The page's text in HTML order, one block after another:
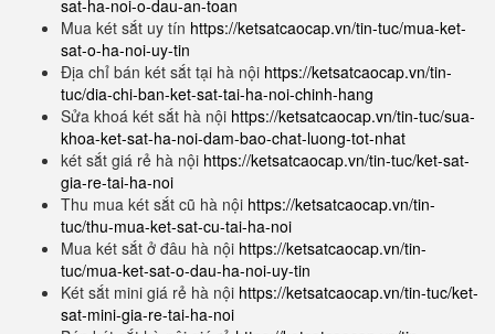
sat-ha-noi-o-dau-an-toan
Mua két sắt uy tín https://ketsatcaocap.vn/tin-tuc/mua-ket-
sat-o-ha-noi-uy-tin
Địa chỉ bán két sắt tại hà nội https://ketsatcaocap.vn/tin-
tuc/dia-chi-ban-ket-sat-tai-ha-noi-chinh-hang
Sửa khoá két sắt hà nội https://ketsatcaocap.vn/tin-tuc/sua-
khoa-ket-sat-ha-noi-dam-bao-chat-luong-tot-nhat
két sắt giá rẻ hà nội https://ketsatcaocap.vn/tin-tuc/ket-sat-
gia-re-tai-ha-noi
Thu mua két sắt cũ hà nội https://ketsatcaocap.vn/tin-
tuc/thu-mua-ket-sat-cu-tai-ha-noi
Mua két sắt ở đâu hà nội https://ketsatcaocap.vn/tin-
tuc/mua-ket-sat-o-dau-ha-noi-uy-tin
Két sắt mini giá rẻ hà nội https://ketsatcaocap.vn/tin-tuc/ket-
sat-mini-gia-re-tai-ha-noi